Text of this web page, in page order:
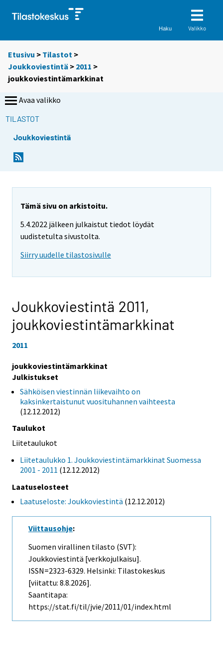
Haku Valikko
Etusivu > Tilastot >
Joukkoviestintä > 2011 >
joukkoviestintämarkkinat
Avaa valikko
TILASTOT
Joukkoviestintä
Tämä sivu on arkistoitu.
5.4.2022 jälkeen julkaistut tiedot löydät
uudistetulta sivustolta.
Siirry uudelle tilastosivulle
Joukkoviestintä 2011,
joukkoviestintämarkkinat
2011
joukkoviestintämarkkinat
Julkistukset
Sähköisen viestinnän liikevaihto on
kaksinkertaistunut vuosituhannen vaihteesta
(12.12.2012)
Taulukot
Liitetaulukot
Liitetaulukko 1. Joukkoviestintämarkkinat Suomessa
2001 - 2011 (12.12.2012)
Laatuselosteet
Laatuseloste: Joukkoviestintä (12.12.2012)
Viittausohje:
Suomen virallinen tilasto (SVT):
Joukkoviestintä [verkkojulkaisu].
ISSN=2323-6329. Helsinki: Tilastokeskus
[viitattu: 8.8.2026].
Saantitapa:
https://stat.fi/til/jvie/2011/01/index.html